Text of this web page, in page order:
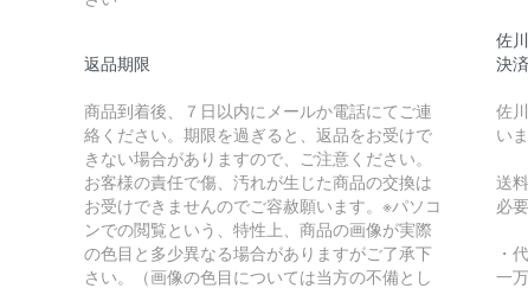
返品期限
商品到着後、７日以内にメールか電話にてご連
絡ください。期限を過ぎると、返品をお受けで
きない場合がありますので、ご注意ください。
お客様の責任で傷、汚れが生じた商品の交換は
お受けできませんのでご容赦願います。※パソコ
ンでの閲覧という、特性上、商品の画像が実際
の色目と多少異なる場合がありますがご了承下
さい。（画像の色目については当方の不備とし
佐
決済
佐
い
送
必
・
一